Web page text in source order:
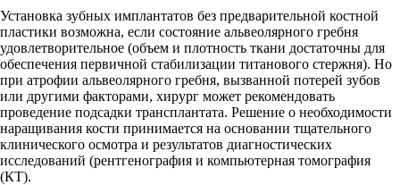
Установка зубных имплантатов без предварительной костной
пластики возможна, если состояние альвеолярного гребня
удовлетворительное (объем и плотность ткани достаточны для
обеспечения первичной стабилизации титанового стержня). Но
при атрофии альвеолярного гребня, вызванной потерей зубов
или другими факторами, хирург может рекомендовать
проведение подсадки трансплантата. Решение о необходимости
наращивания кости принимается на основании тщательного
клинического осмотра и результатов диагностических
исследований (рентгенография и компьютерная томография
(КТ).